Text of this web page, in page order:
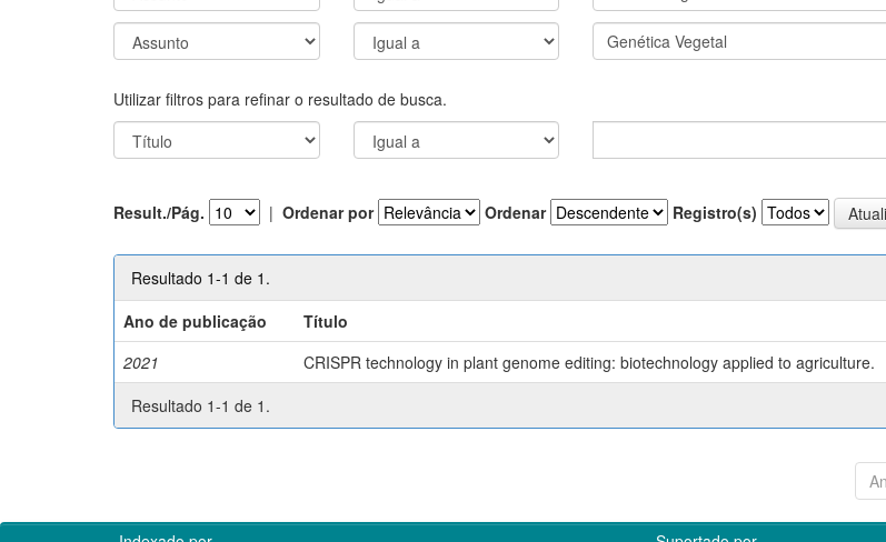
Utilizar filtros para refinar o resultado de busca.
Result./Pág. | Ordenar por Ordenar Registro(s)
Resultado 1-1 de 1.
Ano de publicação
Título
2021
CRISPR technology in plant genome editing: biotechnology applied to agriculture.
Resultado 1-1 de 1.